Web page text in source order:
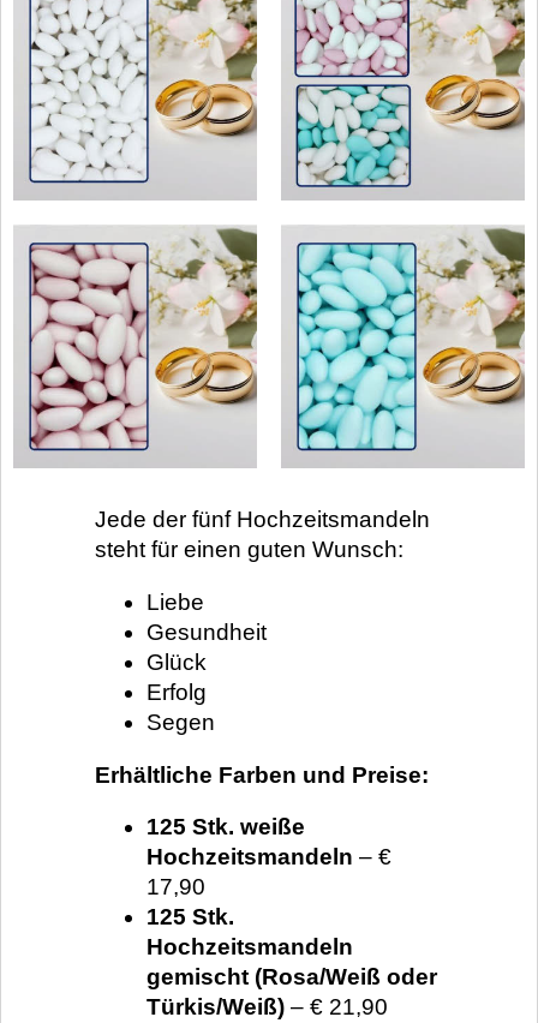
Jede der fünf Hochzeitsmandeln
steht für einen guten Wunsch:
Liebe
Gesundheit
Glück
Erfolg
Segen
Erhältliche Farben und Preise:
125 Stk. weiße
Hochzeitsmandeln – €
17,90
125 Stk.
Hochzeitsmandeln
gemischt (Rosa/Weiß oder
Türkis/Weiß) – € 21,90